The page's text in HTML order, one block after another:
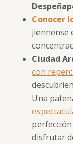
Conocer
jiennense
Ciudad
con
Una
disfrutar